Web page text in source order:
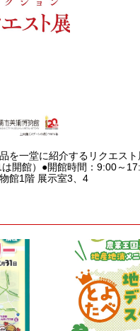
を一堂に紹介するリクエス
開館）●開館時間：9:00～
館1階 展示室3、4